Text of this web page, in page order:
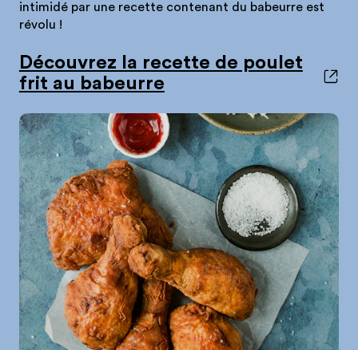
intimidé par une recette contenant du babeurre est
révolu !
Découvrez la recette de poulet
frit au babeurre